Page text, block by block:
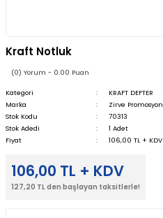
Kraft Notluk
(0) Yorum - 0.00 Puan
Kategori
KRAFT DEFTER
Marka
Zirve Promosyon
Stok Kodu
70313
Stok Adedi
1 Adet
Fiyat
106,00 TL + KDV
106,00 TL + KDV
127,20 TL den başlayan taksitlerle!